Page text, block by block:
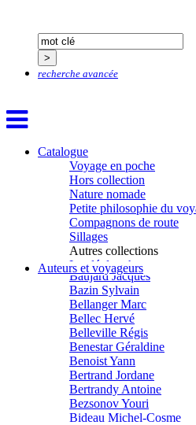
recherche avancée
Catalogue
Voyage en poche
Hors collection
Nature nomade
Petite philosophie du
Compagnons de route
Sillages
Autres collections
La clé des champs
Chemins d’étoiles
Visions
Auteurs et voyageurs
Allaert Lodewijk
Allano Joël
Apprill Christophe
Béjanin Emmanuel
Bérard Géraldine
Baldit de Barral Siméon
Balen Noël
Balhi Jamel
Bardon Frédérique
Barnagaud Jean-Yves
Bastide Fabien
Baudin Julie
Baujard Jacques
Bazin Sylvain
Bellanger Marc
Bellec Hervé
Belleville Régis
Benestar Géraldine
Benoist Yann
Bertrand Jordane
Bertrandy Antoine
Bezsonov Youri
Bideau Michel-Cosme